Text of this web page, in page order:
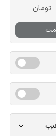
تومان